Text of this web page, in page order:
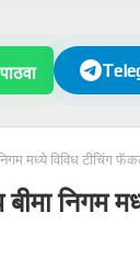
मध्ये विविध टीचिंग
निगम